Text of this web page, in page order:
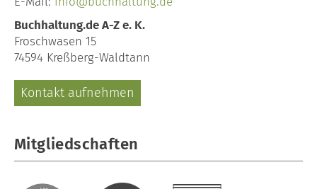
Buchhaltung.de A-Z e. K.
Froschwasen 15
74594 Kreßberg-Waldtann
Kontakt aufnehmen
Mitgliedschaften